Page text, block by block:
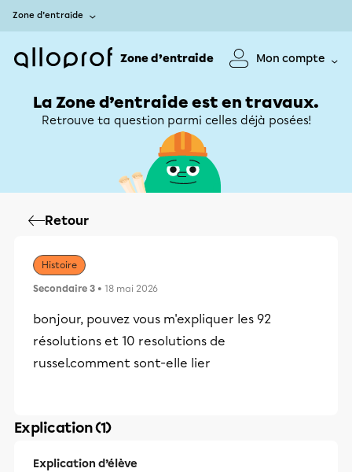
Zone d’entraide
Zone d’entraide Mon compte
La Zone d’entraide est en travaux.
Retrouve ta question parmi celles déjà posées!
Retour
Histoire
Secondaire 3 • 18 mai 2026
bonjour, pouvez vous m'expliquer les 92
résolutions et 10 resolutions de
russel.comment sont-elle lier
Explication (1)
Explication d’élève